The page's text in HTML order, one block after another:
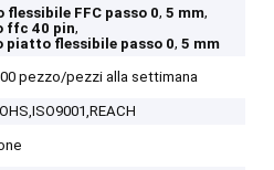
flessibile FFC passo 0,5 mm,
ffc 40 pin,
piatto flessibile passo 0,5 mm
pezzo/pezzi alla settimana